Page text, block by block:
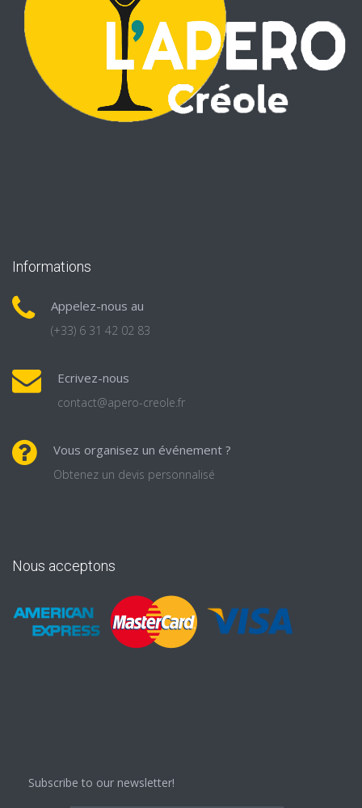
Informations
Appelez-nous au
(+33) 6 31 42 02 83
Ecrivez-nous
contact@apero-creole.fr
Vous organisez un événement ?
Obtenez un devis personnalisé
Nous acceptons
Subscribe to our newsletter!